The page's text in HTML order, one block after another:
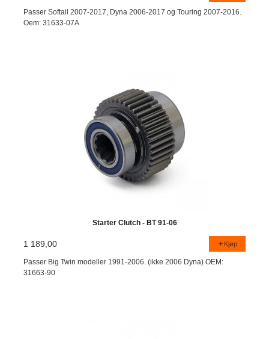
Passer Softail 2007-2017, Dyna 2006-2017 og Touring 2007-2016.
Oem: 31633-07A
Starter Clutch - BT 91-06
1 189,00 Kjøp
Passer Big Twin modeller 1991-2006. (ikke 2006 Dyna) OEM:
31663-90